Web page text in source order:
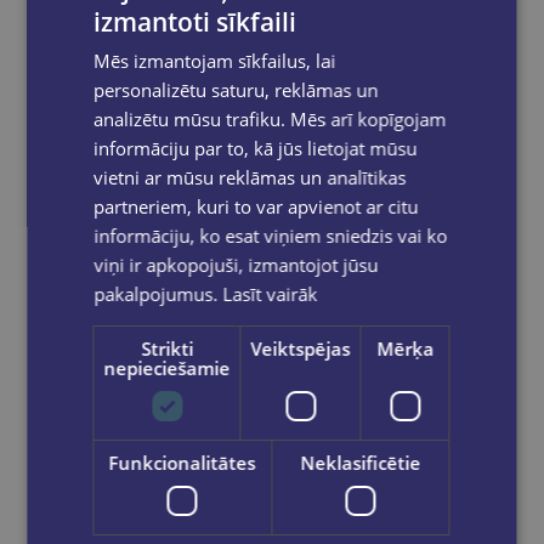
Reģistrējies un saņem 10% atlaidi pilnas
cenas precēm.
Pasūtījumu apstrāde notiek darba dienās.
Apmaksātie pasūtījumi tiekapstrādāti un
izsūtīti 2-5 darba dienu laikā.
Bezmaksas piegādeuz OMNIVA
pakomātiem Latvijā
pasūtījumiem no €40.00.
Bezmaksas piegāde jebkurā GLOBUSS
grāmatnīcā 1-5 darba dienu laikā, kad
pasūtījums būs gatavs saņemšanai, saņemsi
e-pastu un/ vai SMS.
Dalies sociālajos tīklos:
izmantoti sīkfaili
Mēs izmantojam sīkfailus, lai
personalizētu saturu, reklāmas un
analizētu mūsu trafiku. Mēs arī kopīgojam
informāciju par to, kā jūs lietojat mūsu
vietni ar mūsu reklāmas un analītikas
partneriem, kuri to var apvienot ar citu
informāciju, ko esat viņiem sniedzis vai ko
viņi ir apkopojuši, izmantojot jūsu
pakalpojumus. Lasīt vairāk
Strikti
nepieciešamie
Veiktspējas Mērķa
Funkcionalitātes Neklasificētie